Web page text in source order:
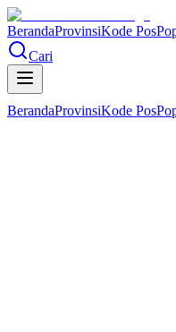
BerandaProvinsiKode Pos
Cari
BerandaProvinsiKode Pos